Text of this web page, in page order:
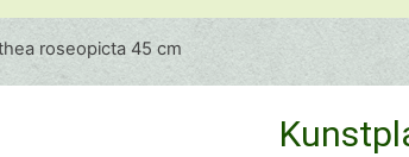
roseopicta 45 cm